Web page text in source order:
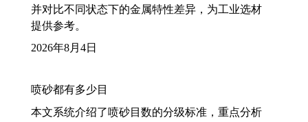
并对比不同状态下的金属特性差异，为工业选材
提供参考。
2026年8月4日
喷砂都有多少目
本文系统介绍了喷砂目数的分级标准，重点分析